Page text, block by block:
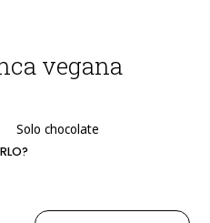
vegana
Solo chocolate